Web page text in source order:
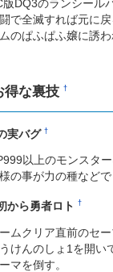
版DQ3のランシール
で全滅すれば元に
のぱふぱふ嬢に誘
得な裏技†
実バグ †
以上のモンスタ
の事が力の種など
から勇者ロト †
ムクリア直前のセ
けんのしょ1を開い
マを倒す。